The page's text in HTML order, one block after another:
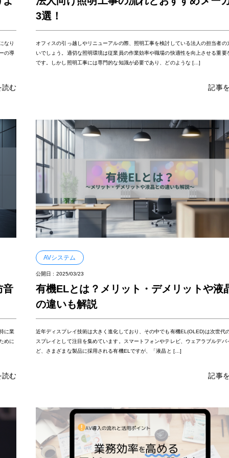
なり
の導
読む
3選！
オフィスの引っ越しやリニューアルの際、照明工事を検討している法人の担当者の
いでしょう。適切な照明環境は従業員の作業効率や職場の快適性を向上させる重要
です。しかし照明工事には専門的な知識が必要であり、どのような […]
記事
音
に業
めに
読む
AVシステム
公開日 : 2025/03/23
有機ELとは？メリット・デメリットや液
の違いも解説
近年ディスプレイ技術は大きく進化しており、その中でも有機EL(OLED)は次世代
スプレイとして注目を集めています。スマートフォンやテレビ、ウェアラブルデバ
ど、さまざまな製品に採用される有機ELですが、「液晶と […]
記事